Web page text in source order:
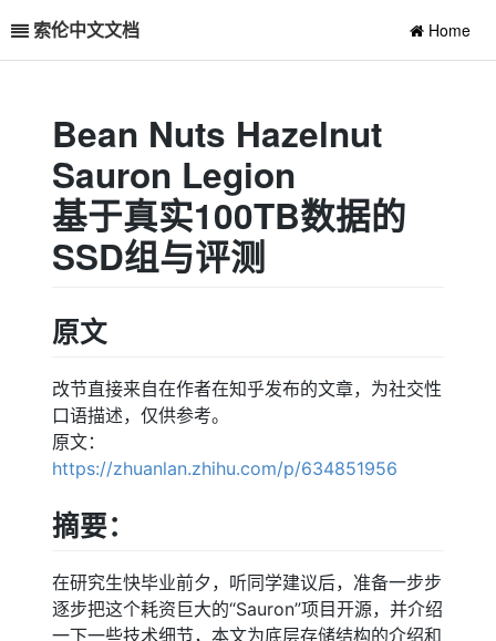
索伦中文文档 Home
Bean Nuts Hazelnut
Sauron Legion
基于真实100TB数据的
SSD组与评测
原文
改节直接来自在作者在知乎发布的文章，为社交性
口语描述，仅供参考。
原文：
https://zhuanlan.zhihu.com/p/634851956
摘要：
在研究生快毕业前夕，听同学建议后，准备一步步
逐步把这个耗资巨大的“Sauron”项目开源，并介绍
一下一些技术细节，本文为底层存储结构的介绍和